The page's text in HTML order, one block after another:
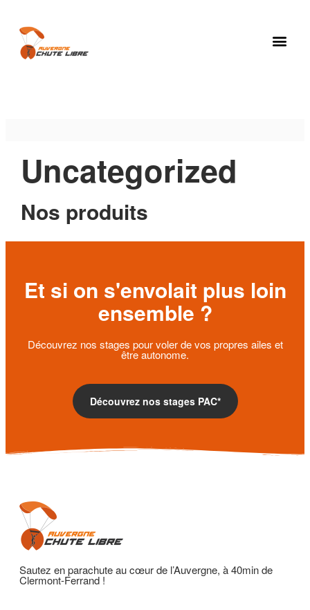
Uncategorized
Nos produits
Et si on s'envolait plus loin
ensemble ?
Découvrez nos stages pour voler de vos propres ailes et
être autonome.
Découvrez nos stages PAC*
Sautez en parachute au cœur de l’Auvergne, à 40min de
Clermont-Ferrand !